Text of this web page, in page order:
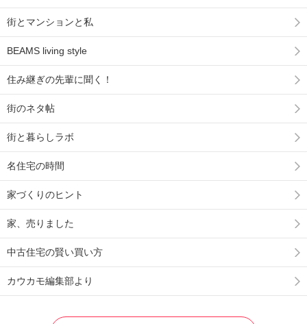
街とマンションと私
BEAMS living style
住み継ぎの先輩に聞く！
街のネタ帖
街と暮らしラボ
名住宅の時間
家づくりのヒント
家、売りました
中古住宅の賢い買い方
カウカモ編集部より